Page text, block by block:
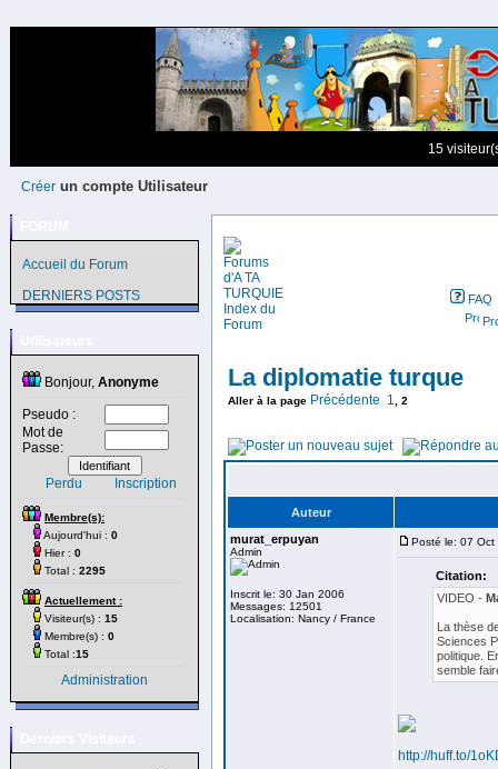
15
Créer un compte Utilisateur
Accueil du Forum
DERNIERS POSTS
Bonjour, Anonyme
Pseudo :
Mot de
Passe:
Perdu Inscription
Membre(s):
Aujourd'hui : 0
Hier : 0
Total : 2295
Actuellement :
Visiteur(s) : 15
Membre(s) : 0
Total :15
Administration
FAQ
La diplomatie turque
Aller à la page Précédente 1 2
Auteur
murat_erpuyan
Admin
Inscrit le: 30 Jan 2006
Messages: 12501
Localisation: Nancy / France
Posté le: 07
Citation:
VIDEO -
La thèse
Sciences
politique.
semble
http://huff.to/